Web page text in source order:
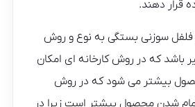
قرار دهند.
سوزنی بستگی به نوع و روش
باشد که در روش کارخانه ای امکان
بیشتر می شود که در روش
شدن محصول بیشتر است زیرا در